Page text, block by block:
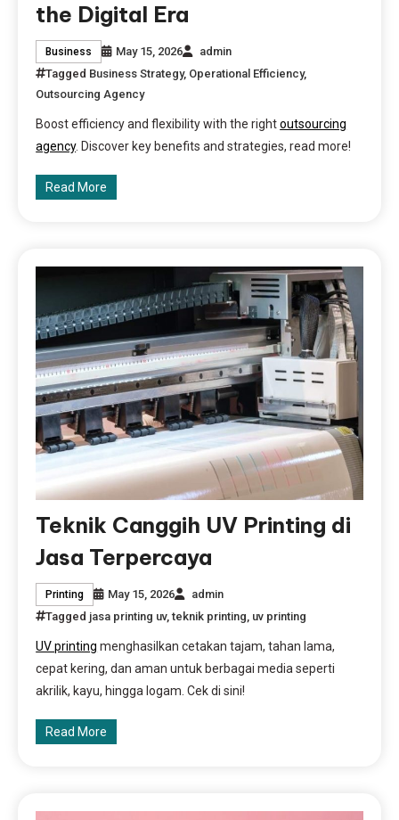
the Digital Era
Business May 15, 2026
admin
Tagged Business Strategy, Operational Efficiency,
Outsourcing Agency
Boost efficiency and flexibility with the rightoutsourcing
agency. Discover key benefits and strategies, read more!
Read More
Teknik Canggih UV Printing di
Jasa Terpercaya
Printing May 15, 2026
admin
Tagged jasa printing uv,teknik printing, uv printing
UV printing menghasilkan cetakan tajam, tahan lama,
cepat kering, dan aman untuk berbagai media seperti
akrilik, kayu, hingga logam. Cek di sini!
Read More